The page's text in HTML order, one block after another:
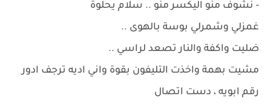
- نشوف منو اليكسر منو .. سلام يحلوة
غمزلي وشمرلي بوسة بالهوى ..
ضليت واكفة والنار تصعد لراسي ..
مشيت بهمة واخذت التليفون بقوة واني اديه ترجف ادور
رقم ابويه ، دست اتصال